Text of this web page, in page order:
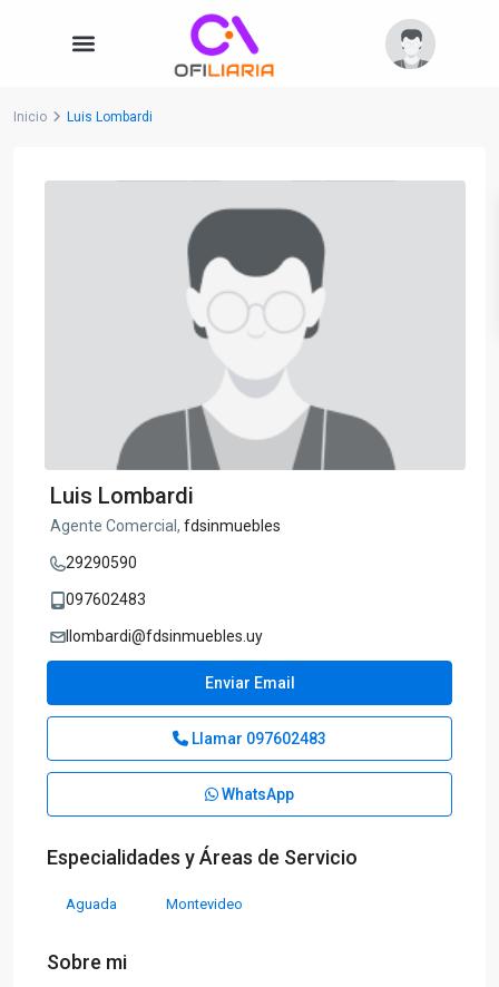
Inicio Luis Lombardi
Luis Lombardi
Agente Comercial, fdsinmuebles
29290590
097602483
llombardi@fdsinmuebles.uy
Enviar Email
Llamar 097602483
WhatsApp
Especialidades y Áreas de Servicio
Aguada Montevideo
Sobre mi